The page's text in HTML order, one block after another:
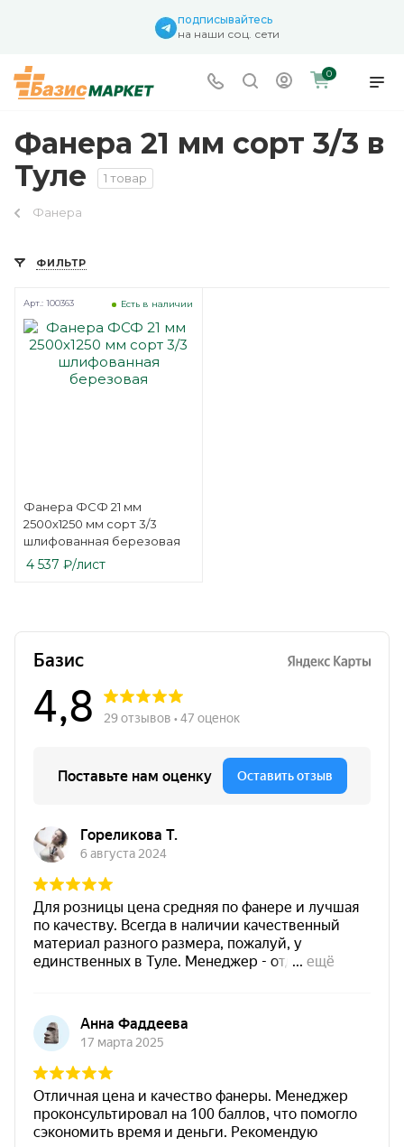
подписывайтесь
на наши соц. сети
0
Фанера 21 мм сорт 3/3 в
Туле
1 товар
Фанера
ФИЛЬТР
Фанера ФСФ 21 мм
2500х1250 мм сорт 3/3
шлифованная березовая
Есть в наличии
Арт.: 100363
4 537 ₽/лист